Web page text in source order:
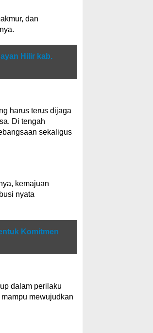
dan
Hilir kab.
harus terus dijaga
Di tengah
sekaligus
kemajuan
nyata
Komitmen
dalam perilaku
mewujudkan